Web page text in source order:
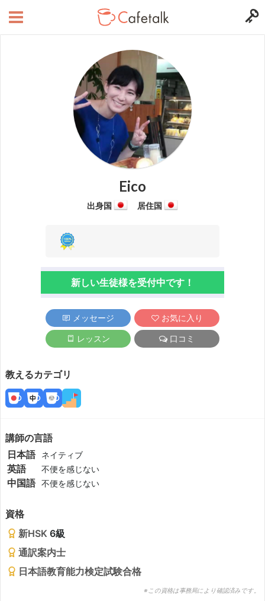
Eico
出身国 居住国
新しい生徒様を受付中です！
メッセージ お気に入り
レッスン 口コミ
教えるカテゴリ
講師の言語
日本語 ネイティブ
英語 不便を感じない
中国語 不便を感じない
資格
新HSK6級
通訳案内士
日本語教育能力検定試験合格
※この資格は事務局により確認済みです。